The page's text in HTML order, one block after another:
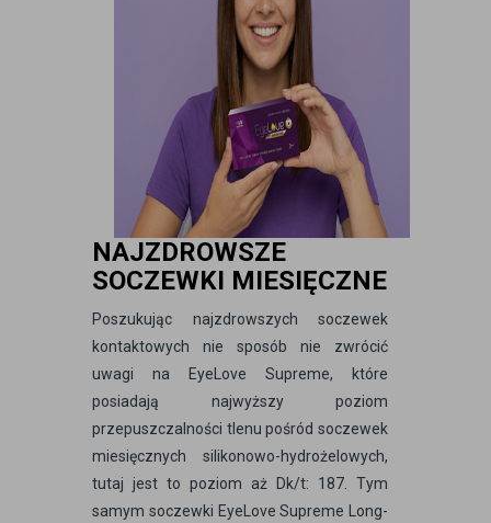
NAJZDROWSZE
SOCZEWKI MIESIĘCZNE
Poszukując najzdrowszych soczewek
kontaktowych nie sposób nie zwrócić
uwagi na EyeLove Supreme, które
posiadają najwyższy poziom
przepuszczalności tlenu pośród soczewek
miesięcznych silikonowo-hydrożelowych,
tutaj jest to poziom aż Dk/t: 187. Tym
samym soczewki EyeLove Supreme Long-